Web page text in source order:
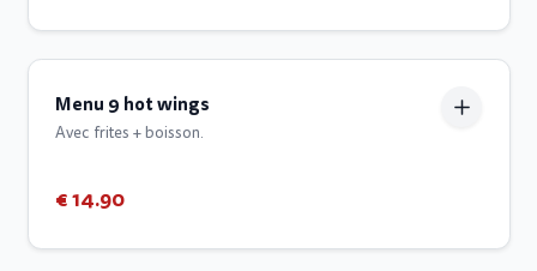
Menu 9 hot wings
Avec frites + boisson.
€ 14.90